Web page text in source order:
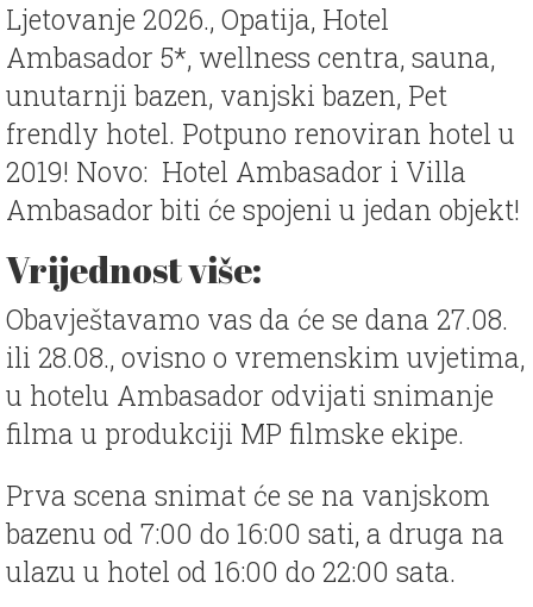
Ljetovanje 2026., Opatija, Hotel
Ambasador 5*, wellness centra, sauna,
unutarnji bazen, vanjski bazen, Pet
frendly hotel. Potpuno renoviran hotel u
2019! Novo: Hotel Ambasador i Villa
Ambasador biti će spojeni u jedan objekt!
Vrijednost više:
Obavještavamo vas da će se dana 27.08.
ili 28.08., ovisno o vremenskim uvjetima,
u hotelu Ambasador odvijati snimanje
filma u produkciji MP filmske ekipe.
Prva scena snimat će se na vanjskom
bazenu od 7:00 do 16:00 sati, a druga na
ulazu u hotel od 16:00 do 22:00 sata.